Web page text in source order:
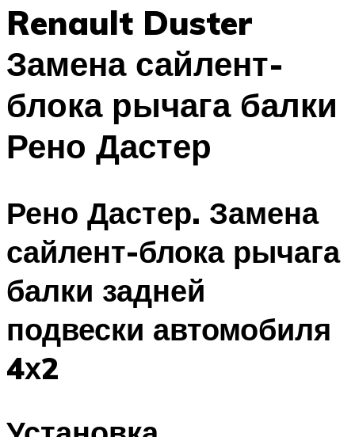
Renault Duster
Замена сайлент-
блока рычага балки
Рено Дастер
Рено Дастер. Замена
сайлент-блока рычага
балки задней
подвески автомобиля
4х2